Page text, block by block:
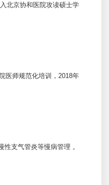
北京协和医院攻读硕士学
医师规范化培训，2018年
支气管炎等慢病管理 。